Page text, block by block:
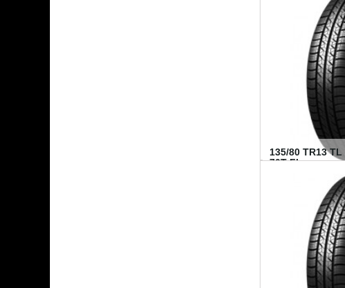
135/80 TR13 TL
70T FI...